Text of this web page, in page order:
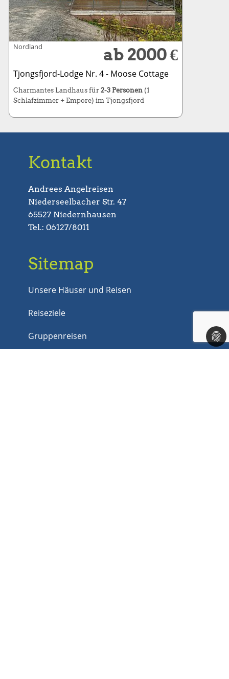
Nordland ab 2000 €
Tjongsfjord-Lodge Nr. 4 - Moose Cottage
Charmantes Landhaus für 2-3 Personen(1
Schlafzimmer + Empore) im Tjongsfjord
Kontakt
Andrees Angelreisen
Niederseelbacher Str. 47
65527 Niedernhausen
Tel.: 06127/8011
Sitemap
Unsere Häuser und Reisen
Reiseziele
Gruppenreisen